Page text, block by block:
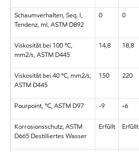
Schaumverhalten, Seq. I,
Tendenz, ml, ASTM D892
0 0
Viskosität bei 100 °C,
mm2/s, ASTM D445
14,8 18,8
Viskosität bei 40 °C, mm2/s,
ASTM D445
150 220
Pourpoint, °C, ASTM D97 -9 -6
Korrosionsschutz, ASTM
D665 Destilliertes Wasser
Erfüllt Erfüllt